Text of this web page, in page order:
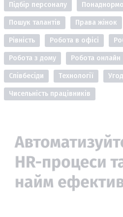
Підбір персоналу
Пошук талантів Права жінок
Рівність Робота в офісі
Робота з дому Робота онлайн
Співбесіди Технології
Чисельність працівників